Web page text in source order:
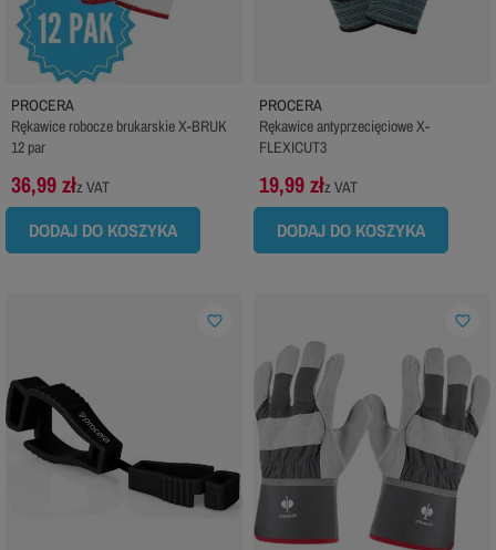
PROCERA
Rękawice robocze brukarskie X-BRUK
12 par
36,99 złz VAT
DODAJ DO KOSZYKA
PROCERA
Rękawice antyprzecięciowe X-
FLEXICUT3
19,99 złz VAT
DODAJ DO KOSZYKA
favorite_border favorite_border